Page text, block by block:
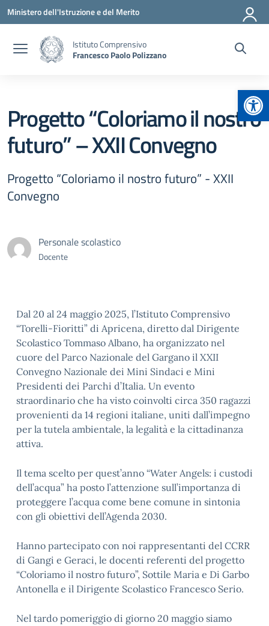
Vai ai contenuti
Vai al menu di navigazione
Vai al footer
Ministero dell'Istruzione e del Merito
Istituto Comprensivo
Francesco Paolo Polizzano
Progetto “Coloriamo il nostro
futuro” – XXII Convegno
Progetto “Coloriamo il nostro futuro” - XXII
Convegno
Personale scolastico
Docente
Dal 20 al 24 maggio 2025, l’Istituto Comprensivo
“Torelli-Fioritti” di Apricena, diretto dal Dirigente
Scolastico Tommaso Albano, ha organizzato nel
cuore del Parco Nazionale del Gargano il XXII
Convegno Nazionale dei Mini Sindaci e Mini
Presidenti dei Parchi d’Italia. Un evento
straordinario che ha visto coinvolti circa 350 ragazzi
provenienti da 14 regioni italiane, uniti dall’impegno
per la tutela ambientale, la legalità e la cittadinanza
attiva.
Il tema scelto per quest’anno “Water Angels: i custodi
dell’acqua” ha posto l’attenzione sull’importanza di
proteggere l’acqua come bene comune in sintonia
con gli obiettivi dell’Agenda 2030.
Hanno partecipato con noi rappresentanti del CCRR
di Gangi e Geraci, le docenti referenti del progetto
“Coloriamo il nostro futuro”, Sottile Maria e Di Garbo
Antonella e il Dirigente Scolastico Francesco Serio.
Nel tardo pomeriggio di giorno 20 maggio siamo